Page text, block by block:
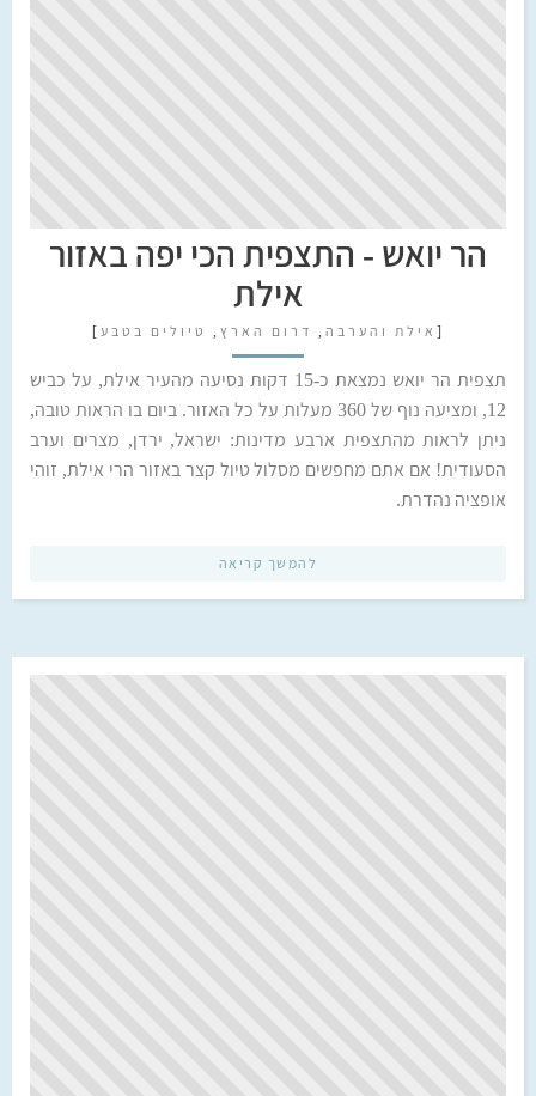
הר יואש - התצפית הכי יפה באזור
אילת
[ אילת והערבה , דרום הארץ , טיולים בטבע ]
תצפית הר יואש נמצאת כ-15 דקות נסיעה מהעיר אילת, על כביש
12, ומציעה נוף של 360 מעלות על כל האזור. ביום בו הראות טובה,
ניתן לראות מהתצפית ארבע מדינות: ישראל, ירדן, מצרים וערב
הסעודית! אם אתם מחפשים מסלול טיול קצר באזור הרי אילת, זוהי
אופציה נהדרת.
להמשך קריאה